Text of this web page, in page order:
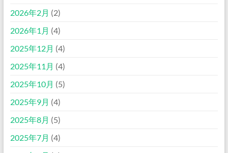
2026年2月 (2)
2026年1月 (4)
2025年12月 (4)
2025年11月 (4)
2025年10月 (5)
2025年9月 (4)
2025年8月 (5)
2025年7月 (4)